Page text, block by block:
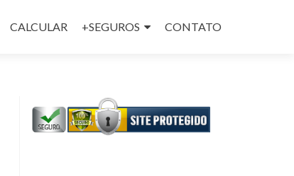
CALCULAR +SEGUROS CONTATO